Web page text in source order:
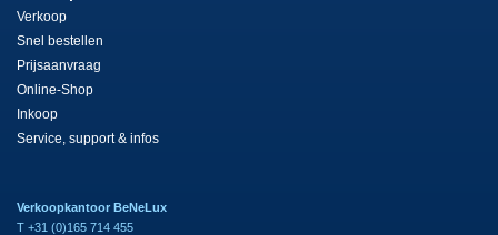
Verkoop
Snel bestellen
Prijsaanvraag
Online-Shop
Inkoop
Service, support & infos
Verkoopkantoor BeNeLux
T +31 (0)165 714 455